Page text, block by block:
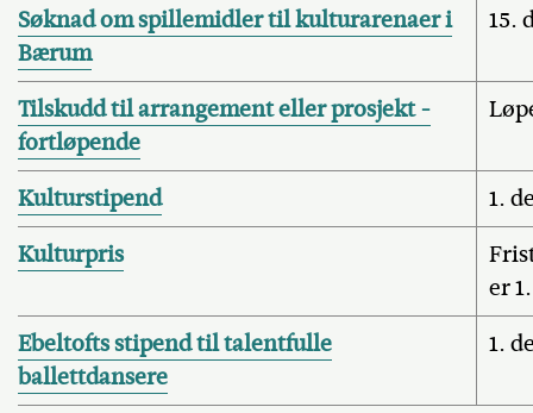
Søknad om spillemidler til kulturarenaer i
Bærum
15.
Tilskudd til arrangement eller prosjekt -
fortløpende
Kulturstipend
1.
Kulturpris
er
Ebeltofts stipend til talentfulle
ballettdansere
1.